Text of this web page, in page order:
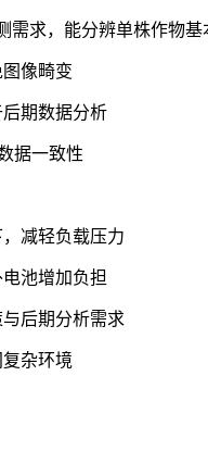
需求，能分辨单株作物基
像畸变
期数据分析
据一致性
减轻负载压力
池增加负担
后期分析需求
杂环境